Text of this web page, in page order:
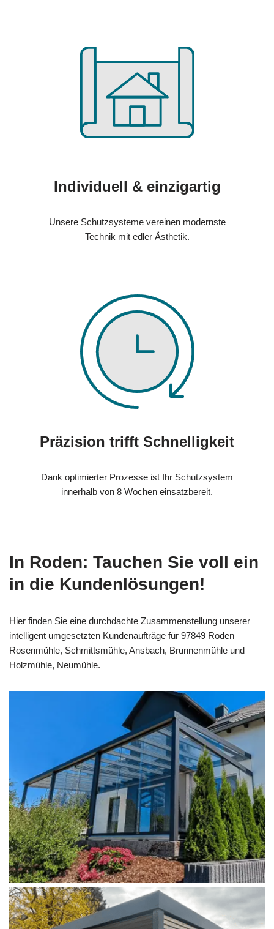
Individuell & einzigartig
Unsere Schutzsysteme vereinen modernste
Technik mit edler Ästhetik.
Präzision trifft Schnelligkeit
Dank optimierter Prozesse ist Ihr Schutzsystem
innerhalb von 8 Wochen einsatzbereit.
In Roden: Tauchen Sie voll ein
in die Kundenlösungen!
Hier finden Sie eine durchdachte Zusammenstellung unserer
intelligent umgesetzten Kundenaufträge für 97849 Roden –
Rosenmühle, Schmittsmühle, Ansbach, Brunnenmühle und
Holzmühle, Neumühle.